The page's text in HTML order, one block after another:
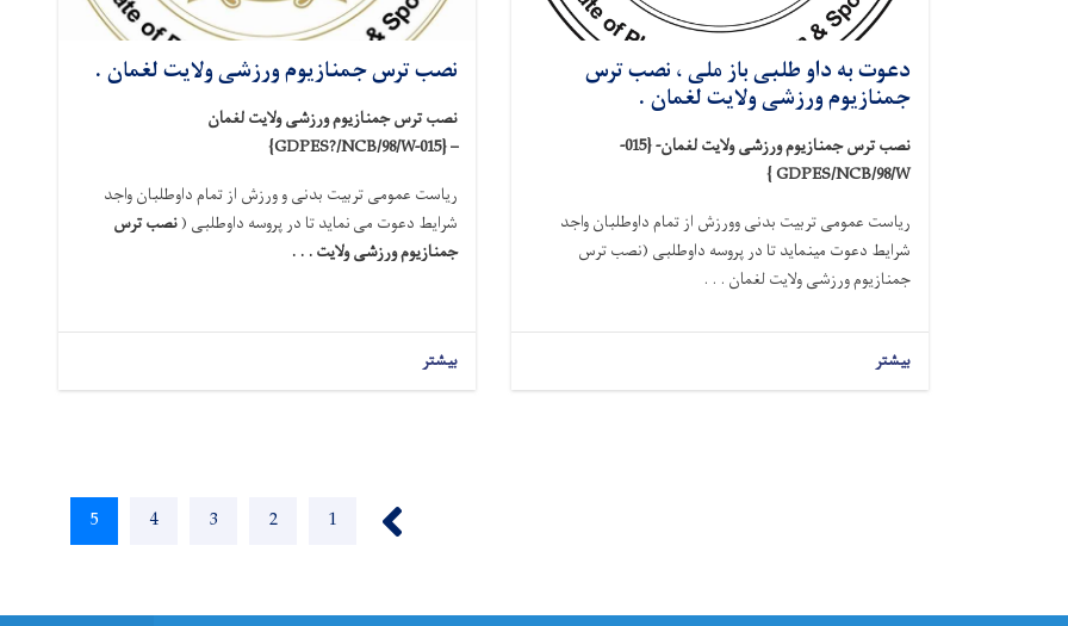
دعوت به داو طلبی باز ملی ، نصب ترس
جمنازیوم ورزشی ولایت لغمان .
نصب ترس جمنازیوم ورزشی ولایت لغمان- {015-
GDPES/NCB/98/W
}
ریاست عمومی تربیت بدنی وورزش از تمام داوطلبان واجد
شرایط دعوت مینماید تا در پروسه داوطلبی (نصب ترس
جمنازیوم ورزشی ولایت لغمان . . .
بیشتر
نصب ترس جمنازیوم ورزشی ولایت لغمان .
نصب ترس جمنازیوم ورزشی ولایت لغمان
{GDPES?/NCB/98/W-015} –
ریاست عمومی تربیت بدنی و ورزش از تمام داوطلبان واجد
شرایط دعوت می نماید تا در پروسه داوطلبی (نصب ترس
جمنازیوم ورزشی ولایت . . .
بیشتر
Pagination
Page
1
Page
2
Page
3
Page
4
Current
5